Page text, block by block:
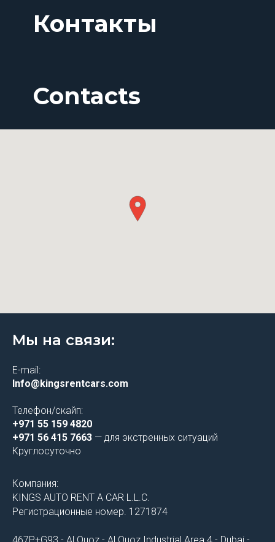
Контакты
Contacts
Мы на связи:
E-mail:
Info@kingsrentcars.com
Телефон/скайп:
+971 55 159 4820
+971 56 415 7663 — для экстренных ситуаций
Круглосуточно
Компания:
KINGS AUTO RENT A CAR L.L.C.
Регистрационные номер. 1271874